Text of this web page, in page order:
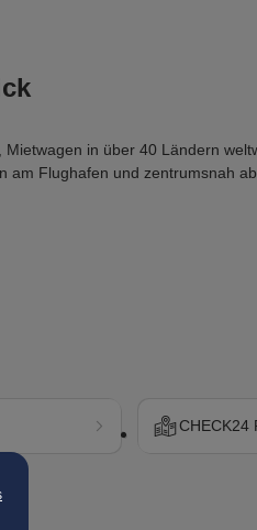
in über 40 Ländern
am Flughafen und zentrumsnah
CHECK24